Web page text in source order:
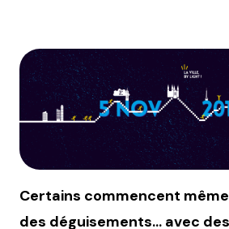
Certains commencent
des déguisements… avec